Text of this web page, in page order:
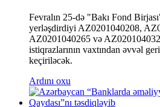
Fevralın 25-də "Bakı Fond
yerləşdirdiyi AZ0201040208,
AZ0201040265 və
istiqrazlarının vaxtından əvvəl
keçiriləcək.
Ardını oxu